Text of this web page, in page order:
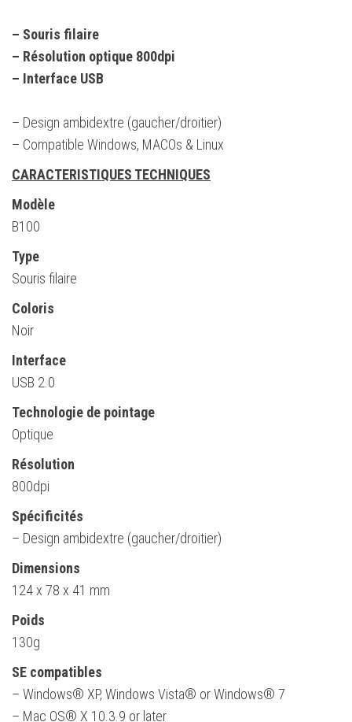
Couleur
Noir
– Souris filaire
– Résolution optique 800dpi
– Interface USB
– Design ambidextre (gaucher/droitier)
– Compatible Windows, MACOs & Linux
CARACTERISTIQUES TECHNIQUES
Modèle
B100
Type
Souris filaire
Coloris
Noir
Interface
USB 2.0
Technologie de pointage
Optique
Résolution
800dpi
Spécificités
– Design ambidextre (gaucher/droitier)
Dimensions
124 x 78 x 41 mm
Poids
130g
SE compatibles
– Windows® XP, Windows Vista® or Windows® 7
– Mac OS® X 10.3.9 or later